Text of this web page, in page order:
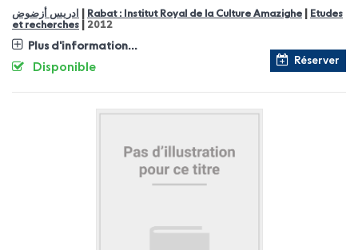
ادريس أزضوض Rabat : Institut Royal de la Culture Amazighe
Etudes
et recherches
2012
Plus d'information...
Réserver
Disponible